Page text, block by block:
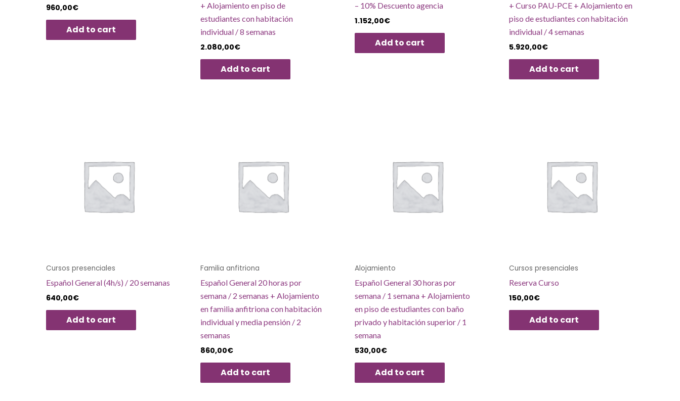
960,00€
Add to cart
+ Alojamiento en piso de
estudiantes con habitación
individual / 8 semanas
2.080,00€
Add to cart
– 10% Descuento agencia
1.152,00€
Add to cart
+ Curso PAU-PCE + Alojamiento en
piso de estudiantes con habitación
individual / 4 semanas
5.920,00€
Add to cart
Cursos presenciales
Español General (4h/s) / 20 semanas
640,00€
Add to cart
Familia anfitriona
Español General 20 horas por
semana / 2 semanas + Alojamiento
en familia anfitriona con habitación
individual y media pensión / 2
semanas
860,00€
Add to cart
Alojamiento
Español General 30 horas por
semana / 1 semana + Alojamiento
en piso de estudiantes con baño
privado y habitación superior / 1
semana
530,00€
Add to cart
Cursos presenciales
Reserva Curso
150,00€
Add to cart